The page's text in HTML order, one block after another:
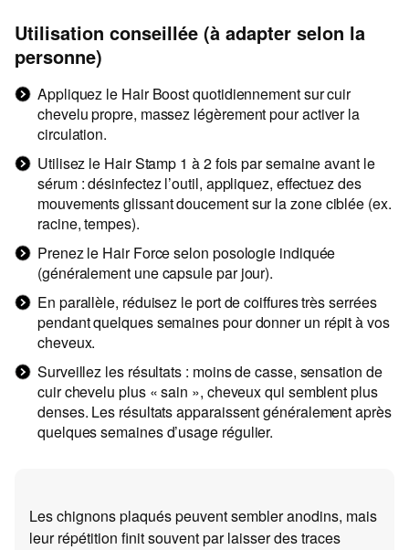
Utilisation conseillée (à adapter selon la
personne)
Appliquez le Hair Boost quotidiennement sur cuir
chevelu propre, massez légèrement pour activer la
circulation.
Utilisez le Hair Stamp 1 à 2 fois par semaine avant le
sérum : désinfectez l’outil, appliquez, effectuez des
mouvements glissant doucement sur la zone ciblée (ex.
racine, tempes).
Prenez le Hair Force selon posologie indiquée
(généralement une capsule par jour).
En parallèle, réduisez le port de coiffures très serrées
pendant quelques semaines pour donner un répit à vos
cheveux.
Surveillez les résultats : moins de casse, sensation de
cuir chevelu plus « sain », cheveux qui semblent plus
denses. Les résultats apparaissent généralement après
quelques semaines d’usage régulier.
Les chignons plaqués peuvent sembler anodins, mais
leur répétition finit souvent par laisser des traces